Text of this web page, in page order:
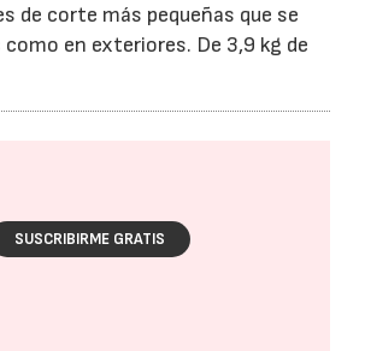
de corte más pequeñas que se
en exteriores. De 3,9 kg de
SUSCRIBIRME GRATIS